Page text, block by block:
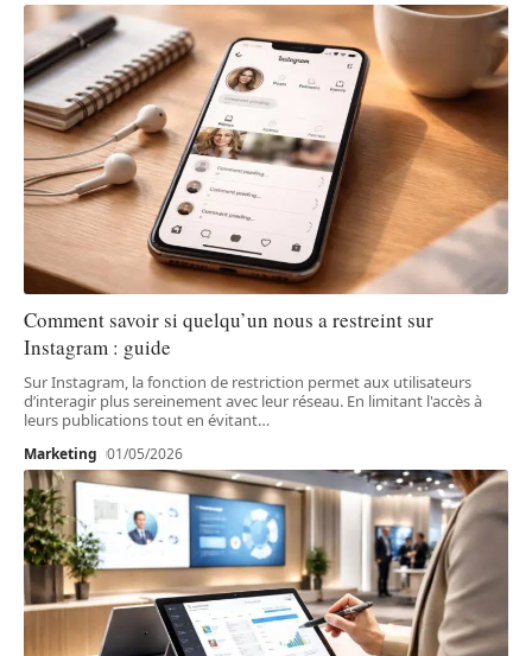
Comment savoir si quelqu’un nous a restreint sur
Instagram : guide
Sur Instagram, la fonction de restriction permet aux utilisateurs
d’interagir plus sereinement avec leur réseau. En limitant l'accès à
leurs publications tout en évitant…
Marketing 01/05/2026